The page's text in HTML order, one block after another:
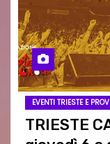
EVENTI TRIESTE E
TRIESTE